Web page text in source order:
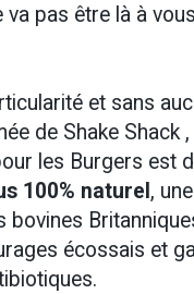
va pas être là à
et sans
de Shake Shack
les Burgers est
100% naturel ,
bovines
écossais et